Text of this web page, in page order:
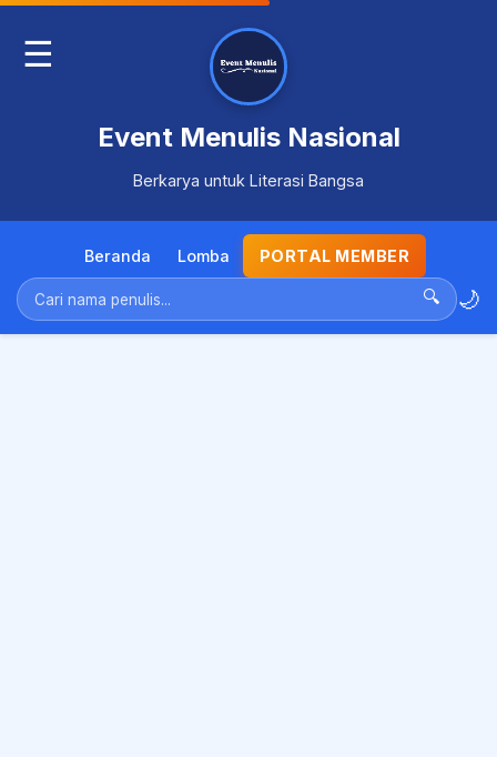
☰
Event Menulis Nasional
Berkarya untuk Literasi Bangsa
Beranda Lomba PORTAL MEMBER
🔍 🌙